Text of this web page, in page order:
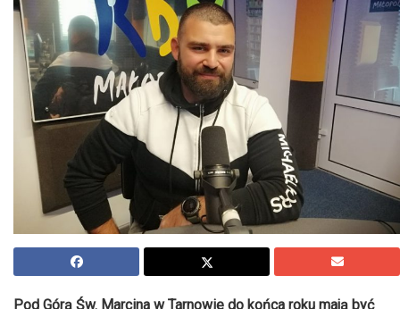
Pod Górą Św. Marcina w Tarnowie do końca roku mają być